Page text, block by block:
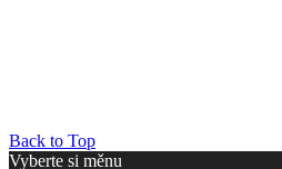
Back to Top
Vyberte si měnu